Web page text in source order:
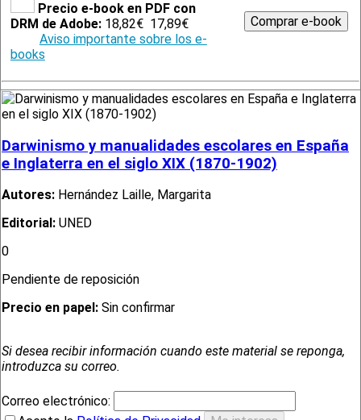
Precio e-book en PDF con
DRM de Adobe: 18,82€ 17,89€
Aviso importante sobre los e-
books
Darwinismo y manualidades escolares en España
e Inglaterra en el siglo XIX (1870-1902)
Autores: Hernández Laille, Margarita
Editorial: UNED
0
Pendiente de reposición
Precio en papel: Sin confirmar
Si desea recibir información cuando este material se reponga,
introduzca su correo.
Correo electrónico: